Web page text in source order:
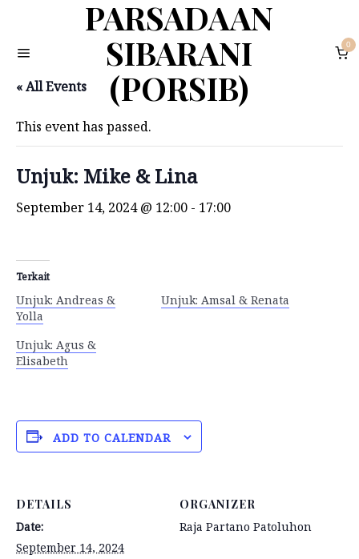
PARSADAAN
SIBARANI
(PORSIB)
0
« All Events
This event has passed.
Unjuk: Mike & Lina
September 14, 2024 @ 12:00 - 17:00
Terkait
Unjuk: Andreas &
Yolla
Unjuk: Amsal & Renata
Unjuk: Agus &
Elisabeth
ADD TO CALENDAR
DETAILS
Date:
September 14, 2024
ORGANIZER
Raja Partano Patoluhon